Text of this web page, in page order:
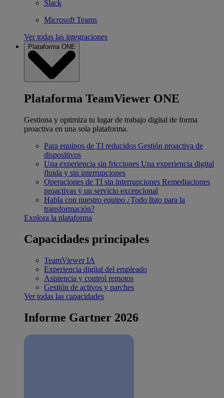
Slack
Microsoft Teams
Ver todas las integraciones
Plataforma ONE
Plataforma TeamViewer ONE
Gestiona y optimiza tu lugar de trabajo digital de forma
proactiva en una sola plataforma.
Para equipos de TI reducidos Gestión proactiva de
dispositivos
Una experiencia sin fricciones Una experiencia digital
fluida y sin interrupciones
Operaciones de TI sin interrupciones Remediaciones
proactivas y un servicio excepcional
Habla con nuestro equipo ¿Todo listo para la
transformación?
Explora la plataforma
Capacidades principales
TeamViewer IA
Experiencia digital del empleado
Asistencia y control remotos
Gestión de activos y parches
Ver todas las capacidades
Informe Gartner 2026